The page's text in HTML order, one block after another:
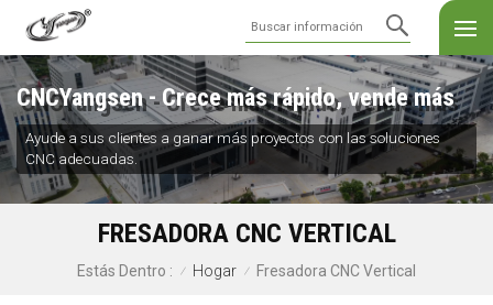
CNCYangsen - Crece más rápido, vende más
Ayude a sus clientes a ganar más proyectos con las soluciones
CNC adecuadas.
FRESADORA CNC VERTICAL
Estás Dentro : / Hogar / Fresadora CNC Vertical